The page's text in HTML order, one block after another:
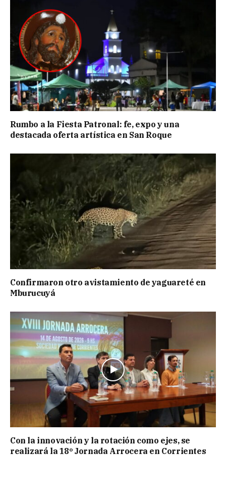
Rumbo a la Fiesta Patronal: fe, expo y una
destacada oferta artística en San Roque
Confirmaron otro avistamiento de yaguareté en
Mburucuyá
Con la innovación y la rotación como ejes, se
realizará la 18º Jornada Arrocera en Corrientes